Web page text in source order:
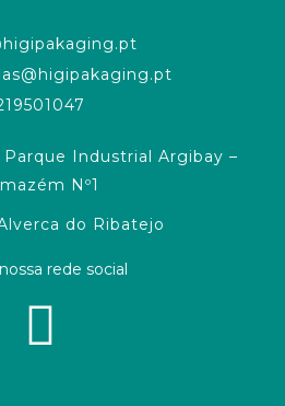
Parque Industrial Argibay –
Nº1
do Ribatejo
rede social